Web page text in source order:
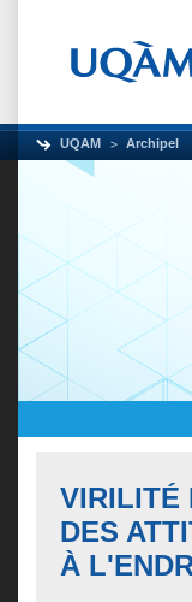
UQAM Archipel
VIRILITÉ
DES
À